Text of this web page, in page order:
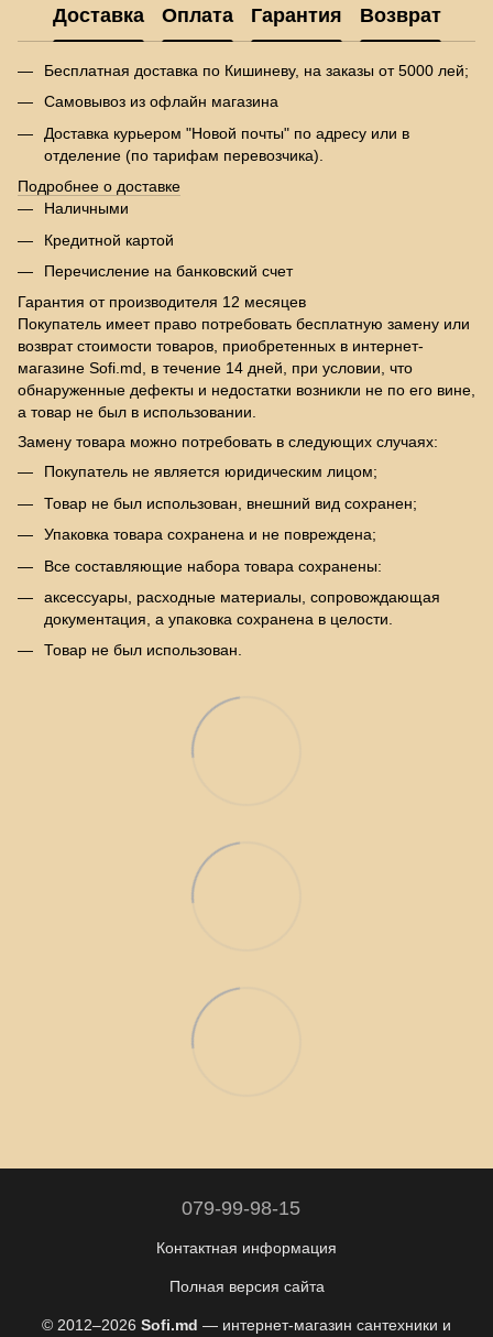
Доставка Оплата Гарантия Возврат
Бесплатная доставка по Кишиневу, на заказы от 5000 лей;
Самовывоз из офлайн магазина
Доставка курьером "Новой почты" по адресу или в
отделение (по тарифам перевозчика).
Подробнее о доставке
Наличными
Кредитной картой
Перечисление на банковский счет
Гарантия от производителя 12 месяцев
Покупатель имеет право потребовать бесплатную замену или
возврат стоимости товаров, приобретенных в интернет-
магазине Sofi.md, в течение 14 дней, при условии, что
обнаруженные дефекты и недостатки возникли не по его вине,
а товар не был в использовании.
Замену товара можно потребовать в следующих случаях:
Покупатель не является юридическим лицом;
Товар не был использован, внешний вид сохранен;
Упаковка товара сохранена и не повреждена;
Все составляющие набора товара сохранены:
аксессуары, расходные материалы, сопровождающая
документация, а упаковка сохранена в целости.
Товар не был использован.
079-99-98-15
Контактная информация
Полная версия сайта
© 2012–2026 Sofi.md — интернет-магазин сантехники и